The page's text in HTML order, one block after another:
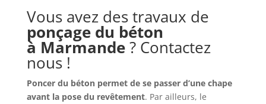
Vous avez des travaux de
ponçage du béton
à Marmande? Contactez
nous !
Poncer du béton permet de se passer d’une chape
avant la pose du revêtement. Par ailleurs, le